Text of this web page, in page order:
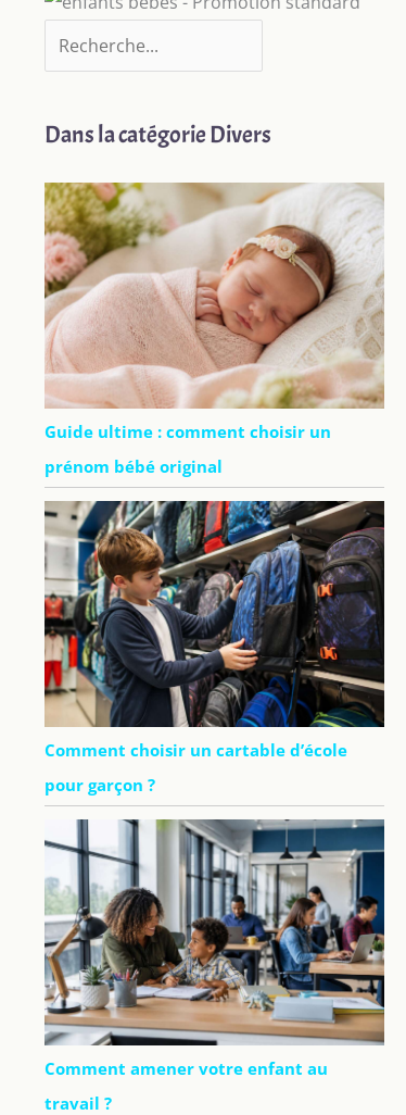
Dans la catégorie Divers
Guide ultime : comment choisir un
prénom bébé original
Comment choisir un cartable d’école
pour garçon ?
Comment amener votre enfant au
travail ?